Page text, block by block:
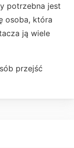
potrzebna jest
osoba, która
ją wiele
przejść